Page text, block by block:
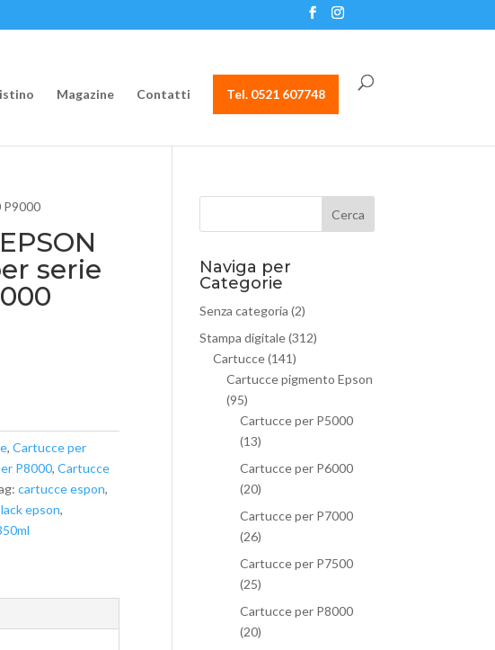
Magazine Contatti Tel. 0521 607748
P9000
serie
,Cartucce per
P8000,Cartucce
cartucce espon,
epson,
Naviga per
Categorie
Senza categoria (2)
Stampa digitale(312)
Cartucce(141)
Cartucce pigmento Epson
(95)
Cartucce per P5000
(13)
Cartucce per P6000
(20)
Cartucce per P7000
(26)
Cartucce per P7500
(25)
Cartucce per P8000
(20)